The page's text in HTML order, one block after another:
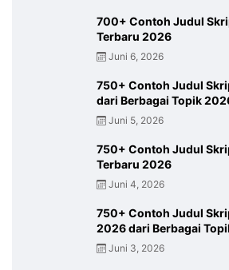
700+ Contoh Judul
Terbaru 2026
Juni 6, 2026
750+ Contoh Judul
dari Berbagai Topik
Juni 5, 2026
750+ Contoh Judul
Terbaru 2026
Juni 4, 2026
750+ Contoh Judul
2026 dari Berbagai
Juni 3, 2026